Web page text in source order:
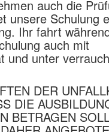
auch die
unsere Schulung
Ihr fahrt
auch mit
und unter
DER
DIE
BETRAGEN